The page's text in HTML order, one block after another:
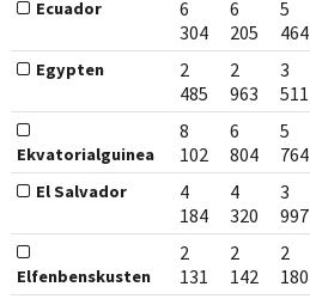
Ecuador
6
304
6
205
5
464
Egypten
2
485
2
963
3
511
Ekvatorialguinea
8
102
6
804
5
764
El Salvador
4
184
4
320
3
997
Elfenbenskusten
2
131
2
142
2
180